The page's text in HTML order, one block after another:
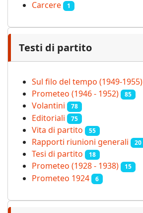
Carcere 1
Testi di partito
Sul filo del tempo (1949-1955)
Prometeo (1946 - 1952) 85
Volantini 78
Editoriali 75
Vita di partito 55
Rapporti riunioni generali 20
Tesi di partito 18
Prometeo (1928 - 1938) 15
Prometeo 1924 6